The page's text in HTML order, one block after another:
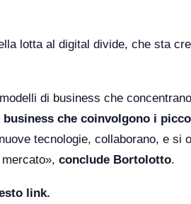
lotta al digital divide, che sta
di business che
che coinvolgono i
tecnologie, collaborano, e si
conclude Bortolotto.
link.